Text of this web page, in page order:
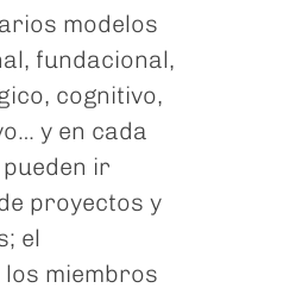
modelos
fundacional,
cognitivo,
y en cada
ir
proyectos y
el
miembros